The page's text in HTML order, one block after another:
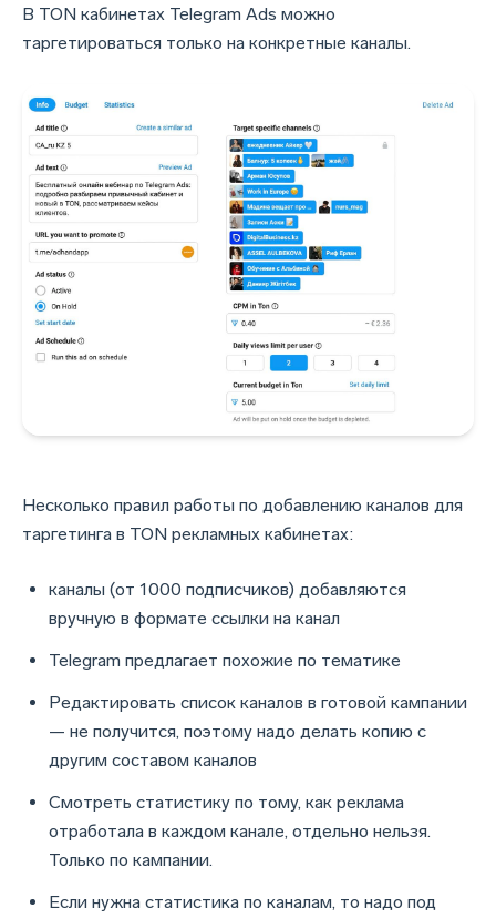
В TON кабинетах Telegram Ads можно
таргетироваться только на конкретные каналы.
Несколько правил работы по добавлению каналов для
таргетинга в TON рекламных кабинетах:
каналы (от 1000 подписчиков) добавляются
вручную в формате ссылки на канал
Telegram предлагает похожие по тематике
Редактировать список каналов в готовой кампании
— не получится, поэтому надо делать копию с
другим составом каналов
Смотреть статистику по тому, как реклама
отработала в каждом канале, отдельно нельзя.
Только по кампании.
Если нужна статистика по каналам, то надо под